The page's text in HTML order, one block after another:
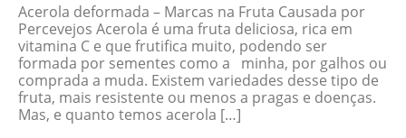
Acerola deformada – Marcas na Fruta Causada por
Percevejos Acerola é uma fruta deliciosa, rica em
vitamina C e que frutifica muito, podendo ser
formada por sementes como a minha, por galhos ou
comprada a muda. Existem variedades desse tipo de
fruta, mais resistente ou menos a pragas e doenças.
Mas, e quanto temos acerola […]